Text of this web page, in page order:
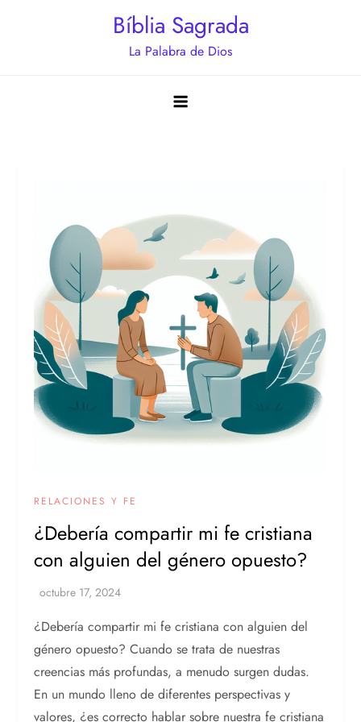
Bíblia Sagrada
La Palabra de Dios
RELACIONES Y FE
¿Debería compartir mi fe cristiana
con alguien del género opuesto?
¿Debería compartir mi fe cristiana con alguien del
género opuesto? Cuando se trata de nuestras
creencias más profundas, a menudo surgen dudas.
En un mundo lleno de diferentes perspectivas y
valores, ¿es correcto hablar sobre nuestra fe cristiana